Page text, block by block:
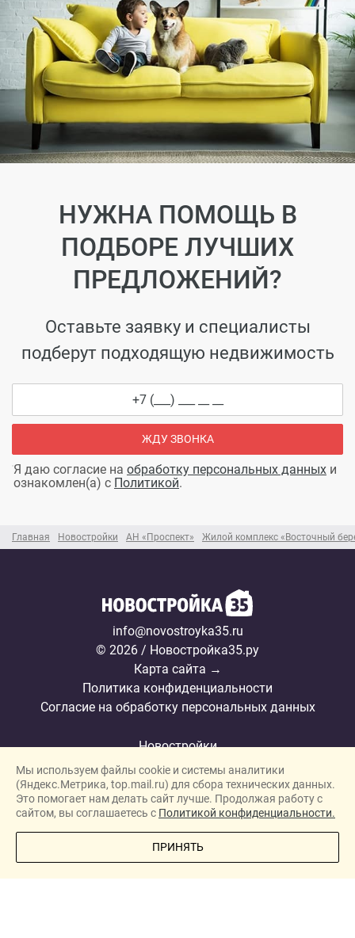
Главная Новостройки АН «Проспект» Жилой комплекс «Восточный
НУЖНА ПОМОЩЬ В
ПОДБОРЕ ЛУЧШИХ
ПРЕДЛОЖЕНИЙ?
Оставьте заявку и специалисты
подберут подходящую недвижимость
ЖДУ ЗВОНКА
Я даю согласие на обработку персональных данных и
ознакомлен(а) с Политикой.
info@novostroyka35.ru
© 2026 / Новостройка35.ру
Карта сайта →
Политика конфиденциальности
Согласие на обработку персональных данных
Новостройки
Застройщики
Ипотека
Полезная информация
Видеообзоры ЖК
ПОЗВОНИТЕ МНЕ
Мы используем файлы cookie и системы аналитики
(Яндекс.Метрика, top.mail.ru) для сбора технических данных.
Это помогает нам делать сайт лучше. Продолжая работу с
сайтом, вы соглашаетесь с Политикой конфиденциальности.
ПРИНЯТЬ